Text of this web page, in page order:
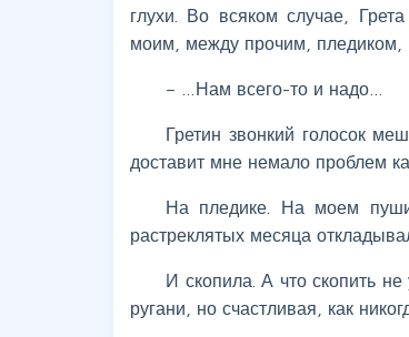
глухи. Во всяком случае,
моим, между прочим, пледиком,
– …Нам всего-то и надо…
Гретин звонкий голосок
доставит мне немало проблем
На пледике. На моем
растреклятых месяца
И скопила. А что скопить
ругани, но счастливая, как